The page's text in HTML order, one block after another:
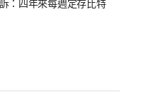
：四年來每週定存比特